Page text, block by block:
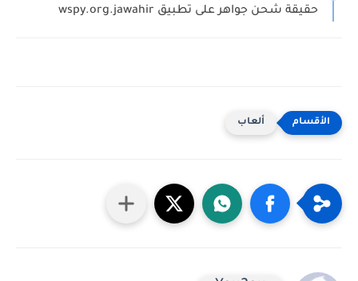
حقيقة شحن جواهر على تطبيق wspy.org.jawahir
ألعاب